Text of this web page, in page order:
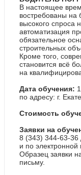
В настоящее
востребованы на
высокого спроса
автоматизация
обязательное
строительных
Кроме того,
становится всё
на
Дата обучения:
по адресу: г.
Стоимость
Заявки на
8 (343) 344-63-36
и по электронной
Образец заявки
письму.